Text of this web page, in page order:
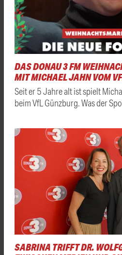
DAS DONAU 3 FM
MIT MICHAEL JAHN VOM
Seit er 5 Jahre alt ist spielt
beim VfL Günzburg. Was der
SABRINA TRIFFT DR.